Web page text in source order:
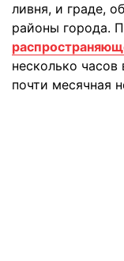
ливня, и граде,
районы города.
несколько
почти месячная